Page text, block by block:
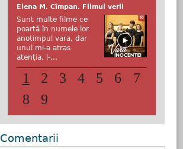
Elena M. Cîmpan. Filmul verii
Sunt multe filme ce
poartă în numele lor
anotimpul vara, dar
unul mi-a atras
atenția, l-...
1 2 3 4 5 6
7
8
9
Comentarii